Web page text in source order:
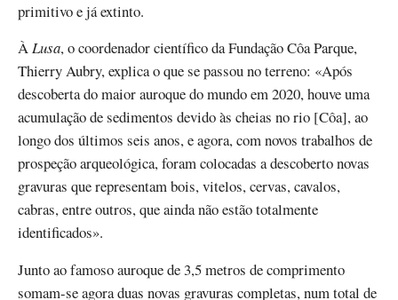
primitivo e já extinto.
ÀLusa, o coordenador científico da Fundação Côa Parque,
Thierry Aubry, explica o que se passou no terreno: «Após
descoberta do maior auroque do mundo em 2020, houve uma
acumulação de sedimentos devido às cheias no rio [Côa], ao
longo dos últimos seis anos, e agora, com novos trabalhos de
prospeção arqueológica, foram colocadas a descoberto novas
gravuras que representam bois, vitelos, cervas, cavalos,
cabras, entre outros, que ainda não estão totalmente
identificados».
Junto ao famoso auroque de 3,5 metros de comprimento
somam-se agora duas novas gravuras completas, num total de